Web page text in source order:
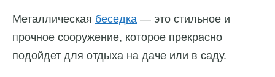
Металлическая беседка — это стильное и
прочное сооружение, которое прекрасно
подойдет для отдыха на даче или в саду.